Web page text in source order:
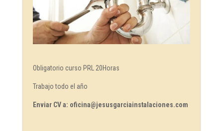
Obligatorio curso PRL 20Horas
Trabajo todo el año
Enviar CV a: oficina@jesusgarciainstalaciones.com